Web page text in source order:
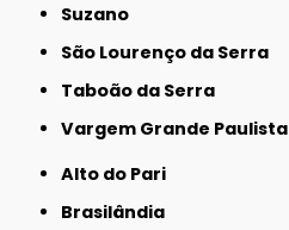
Suzano
São Lourenço da Serra
Taboão da Serra
Vargem Grande Paulista
Alto do Pari
Brasilândia